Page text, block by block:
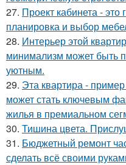
27. Проект кабинета -
планировка и выбор
28. Интерьер этой
минимализм может быть
уютным.
29. Эта квартира -
может стать ключевым
жилья в премиальном
30. Тишина цвета.
31. Бюджетный ремонт
сделать всё своими